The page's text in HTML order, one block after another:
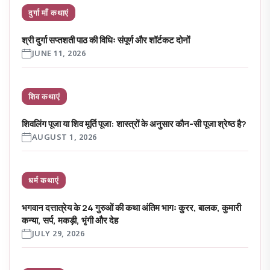
दुर्गा माँ कथाएं
श्री दुर्गा सप्तशती पाठ की विधिः संपूर्ण और शॉर्टकट दोनों
JUNE 11, 2026
शिव कथाएं
शिवलिंग पूजा या शिव मूर्ति पूजा: शास्त्रों के अनुसार कौन-सी पूजा श्रेष्ठ है?
AUGUST 1, 2026
धर्म कथाएं
भगवान दत्तात्रेय के 24 गुरुओं की कथा अंतिम भागः कुरर, बालक, कुमारी
कन्या, सर्प, मकड़ी, भृंगी और देह
JULY 29, 2026